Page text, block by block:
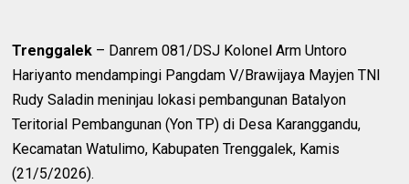
Trenggalek – Danrem 081/DSJ Kolonel Arm Untoro
Hariyanto mendampingi Pangdam V/Brawijaya Mayjen TNI
Rudy Saladin meninjau lokasi pembangunan Batalyon
Teritorial Pembangunan (Yon TP) di Desa Karanggandu,
Kecamatan Watulimo, Kabupaten Trenggalek, Kamis
(21/5/2026).